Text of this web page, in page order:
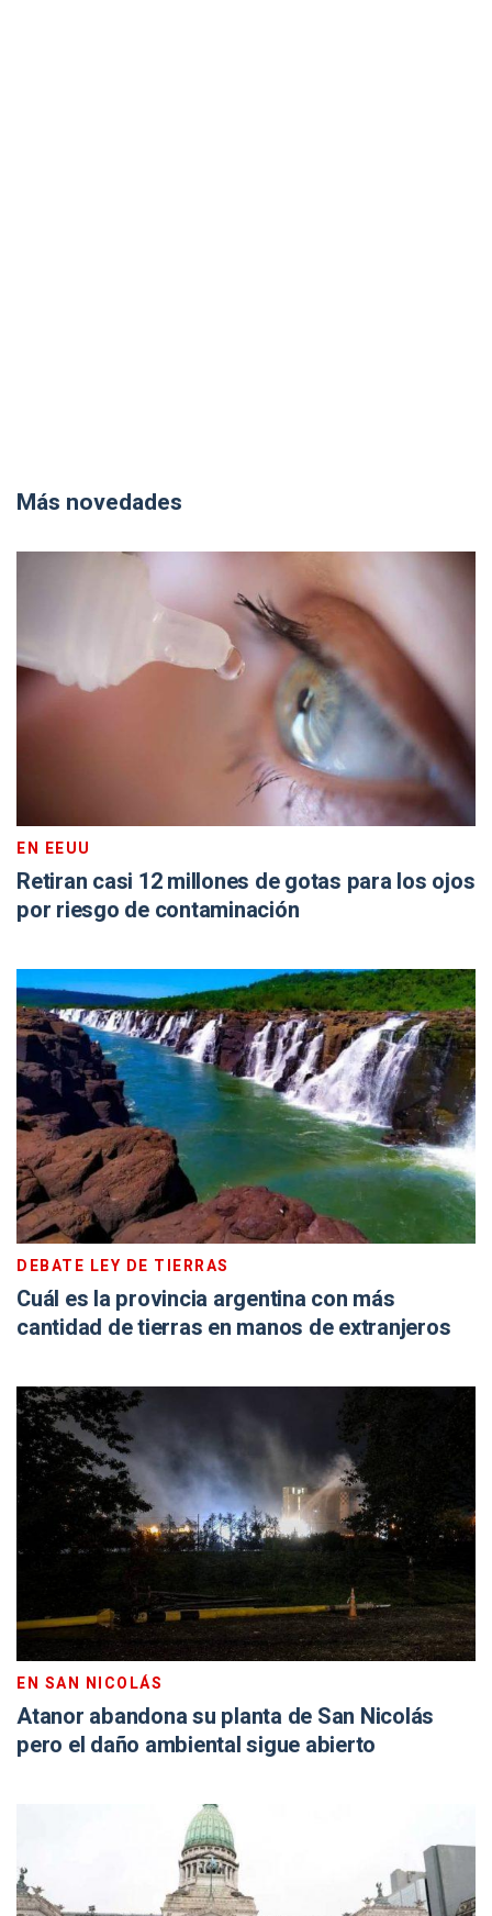
Más novedades
EN EEUU
Retiran casi 12 millones de gotas para los ojos
por riesgo de contaminación
DEBATE LEY DE TIERRAS
Cuál es la provincia argentina con más
cantidad de tierras en manos de extranjeros
EN SAN NICOLÁS
Atanor abandona su planta de San Nicolás
pero el daño ambiental sigue abierto